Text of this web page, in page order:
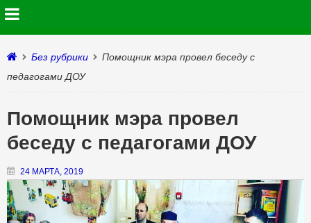
Без рубрики
Помощник мэра провел беседу с
педагогами ДОУ
Помощник мэра провел
беседу с педагогами ДОУ
24 МАРТА, 2019